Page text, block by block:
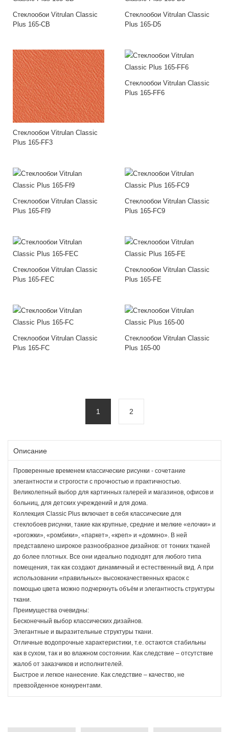
Стеклообои Vitrulan Classic
Plus 165-CB
Стеклообои Vitrulan Classic
Plus 165-D5
Стеклообои Vitrulan Classic
Plus 165-FF3
Стеклообои Vitrulan Classic
Plus 165-FF6
Стеклообои Vitrulan Classic
Plus 165-Ff9
Стеклообои Vitrulan Classic
Plus 165-FC9
Стеклообои Vitrulan Classic
Plus 165-FEC
Стеклообои Vitrulan Classic
Plus 165-FE
Стеклообои Vitrulan Classic
Plus 165-FC
Стеклообои Vitrulan Classic
Plus 165-00
1 2
Описание
Проверенные временем классические рисунки - сочетание
элегантности и строгости с прочностью и практичностью.
Великолепный выбор для картинных галерей и магазинов, офисов и
больниц, для детских учреждений и для дома.
Коллекция Classic Plus включает в себя классические для
стеклобоев рисунки, такие как крупные, средние и мелкие «елочки» и
«рогожки», «ромбики», «паркет», «креп» и «домино». В ней
представлено широкое разнообразное дизайнов: от тонких тканей
до более плотных. Все они идеально подходят для любого типа
помещения, так как создают динамичный и естественный вид. А при
использовании «правильных» высококачественных красок с
помощью цвета можно подчеркнуть объём и элегантность структуры
ткани.
Преимущества очевидны:
Бесконечный выбор классических дизайнов.
Элегантные и выразительные структуры ткани.
Отличные водопрочные характеристики, т.е. остаются стабильны
как в сухом, так и во влажном состоянии. Как следствие – отсутствие
жалоб от заказчиков и исполнителей.
Быстрое и легкое нанесение. Как следствие – качество, не
превзойденное конкурентами.